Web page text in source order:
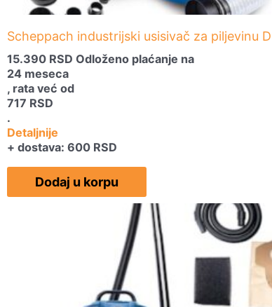
Scheppach industrijski usisivač za piljevinu
15.390 RSD Odloženo plaćanje na
24 meseca
, rata već od
717 RSD
.
Detaljnije
+ dostava: 600 RSD
Dodaj u korpu